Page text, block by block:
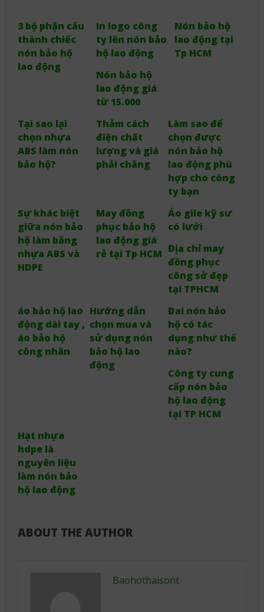
3 bộ phận cấu
thành chiếc
nón bảo hộ
lao động
In logo công
ty lên nón bảo
hộ lao động
Nón bảo hộ
lao động tại
Tp HCM
Nón bảo hộ
lao động giá
từ 15.000
Tại sao lại
chọn nhựa
ABS làm nón
bảo hộ?
Thảm cách
điện chất
lượng và giá
phải chăng
Làm sao để
chọn được
nón bảo hộ
lao động phù
hợp cho công
ty bạn
Sự khác biệt
giữa nón bảo
hộ làm bằng
nhựa ABS và
HDPE
May đồng
phục bảo hộ
lao động giá
rẻ tại Tp HCM
Áo gile kỹ sư
có lưới
Địa chỉ may
đồng phục
công sở đẹp
tại TPHCM
áo bảo hộ lao
động dài tay ,
áo bảo hộ
công nhân
Hướng dẫn
chọn mua và
sử dụng nón
bảo hộ lao
động
Đai nón bảo
hộ có tác
dụng như thế
nào?
Công ty cung
cấp nón bảo
hộ lao động
tại TP HCM
Hạt nhựa
hdpe là
nguyên liệu
làm nón bảo
hộ lao động
ABOUT THE AUTHOR
Baohothaisont